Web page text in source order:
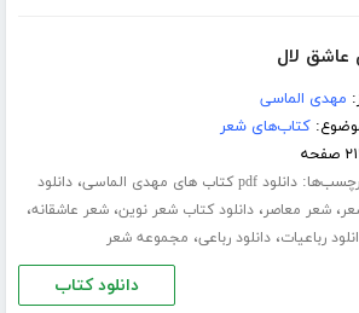
عاشق لال
مهدی الماسی
کتاب‌های شعر
دانلود pdf کتاب های مهدی الماسی ،دانلود
،شعر معاصر،دانلود کتاب شعر نوین،شعر عاشقانه،
رباعیات،دانلود رباعی، مجموعه شعر
دانلود کتاب